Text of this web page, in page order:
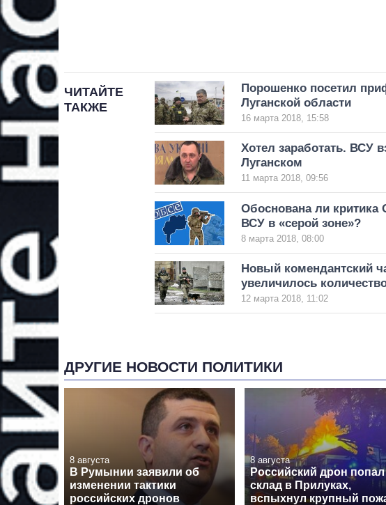
ЧИТАЙТЕ
ТАКЖЕ
Порошенко посетил
Луганской области
16 марта 2018, 15:58
Хотел заработать. ВСУ
Луганском
11 марта 2018, 09:56
Обоснована ли
ВСУ в «серой зоне»?
8 марта 2018, 08:00
Новый комендантский
увеличилось
12 марта 2018, 11:02
ДРУГИЕ НОВОСТИ ПОЛИТИКИ
8 августа
В Румынии заявили об
изменении тактики
российских дронов
8 августа
Российский дрон
склад в Прилуках,
вспыхнул крупный